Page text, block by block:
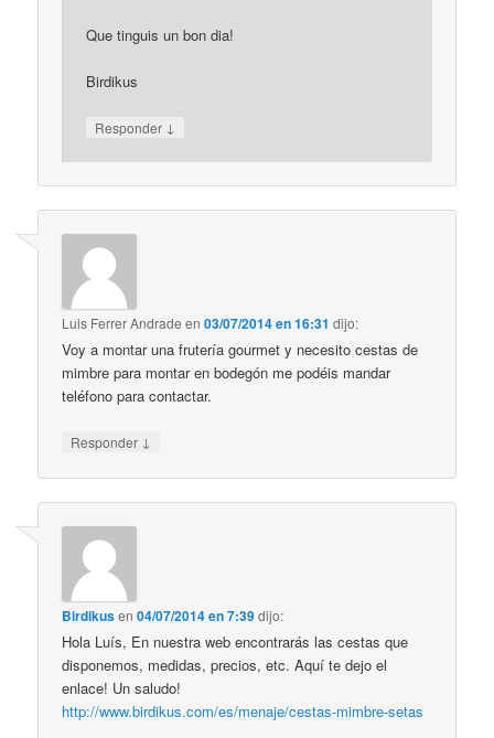
Que tinguis un bon dia!
Birdikus
Responder ↓
Luis Ferrer Andrade en03/07/2014 en 16:31 dijo:
Voy a montar una frutería gourmet y necesito cestas de
mimbre para montar en bodegón me podéis mandar
teléfono para contactar.
Responder ↓
Birdikusen04/07/2014 en 7:39dijo:
Hola Luís, En nuestra web encontrarás las cestas que
disponemos, medidas, precios, etc. Aquí te dejo el
enlace! Un saludo!
http://www.birdikus.com/es/menaje/cestas-mimbre-setas